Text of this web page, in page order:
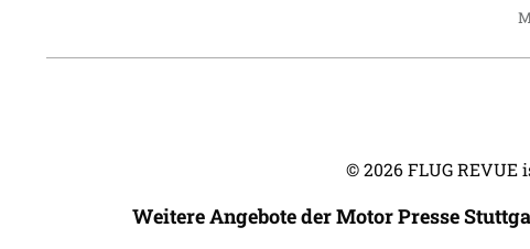
©2026 FLUG REVUE
Weitere Angebote der Motor Presse